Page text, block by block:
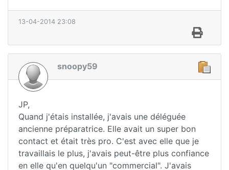
13-04-2014 23:08
snoopy59
JP,
Quand j'étais installée, j'avais une déléguée
ancienne préparatrice. Elle avait un super bon
contact et était très pro. C'est avec elle que je
travaillais le plus, j'avais peut-être plus confiance
en elle qu'en quelqu'un "commercial". J'avais